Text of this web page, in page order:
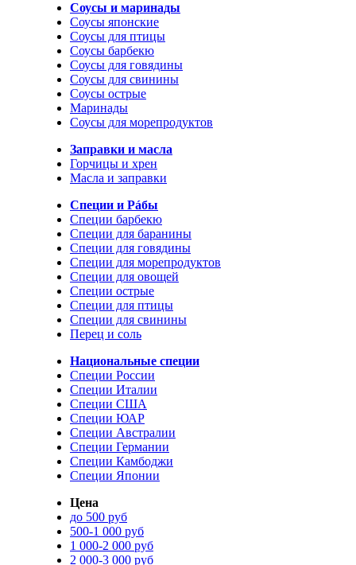
Соусы и маринады
Соусы японские
Соусы для птицы
Соусы барбекю
Соусы для говядины
Соусы для свинины
Соусы острые
Маринады
Соусы для морепродуктов
Заправки и масла
Горчицы и хрен
Масла и заправки
Специи и Рáбы
Специи барбекю
Специи для баранины
Специи для говядины
Специи для морепродуктов
Специи для овощей
Специи острые
Специи для птицы
Специи для свинины
Перец и соль
Национальные специи
Специи России
Специи Италии
Специи США
Специи ЮАР
Специи Австралии
Специи Германии
Специи Камбоджи
Специи Японии
Цена
до 500 руб
500-1 000 руб
1 000-2 000 руб
2 000-3 000 руб